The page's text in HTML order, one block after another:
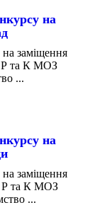
на
заміщення
Р та К МОЗ
...
на
заміщення
Р та К МОЗ
...